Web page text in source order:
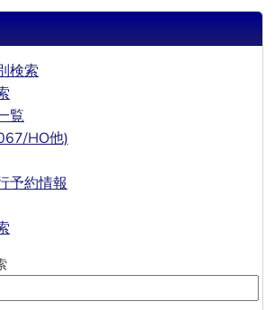
検索
覧
HO他)
予約情報